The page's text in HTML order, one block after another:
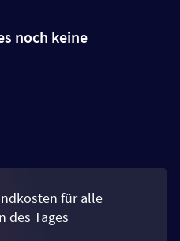
noch keine
für alle
des Tages